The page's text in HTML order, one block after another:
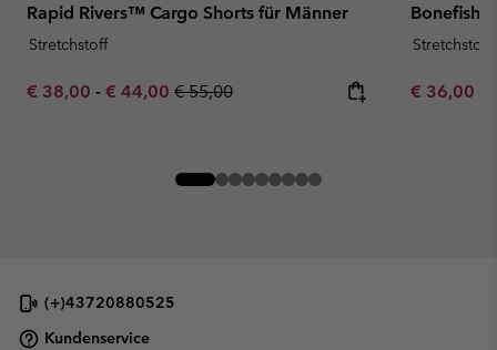
Rapid Rivers™ Cargo Shorts für Männer
Stretchstoff
Minimum sale price:
€ 38,00 - Maximum sale price:
€ 44,00 Regular price:
€ 55,00
Bonefish
Stretchstoff
Sale price:
€ 36,00€
(+)43720880525
Kundenservice